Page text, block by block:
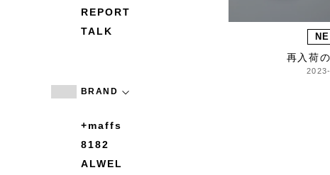
REPORT
TALK
BRAND
+maffs
8182
ALWEL
再入荷